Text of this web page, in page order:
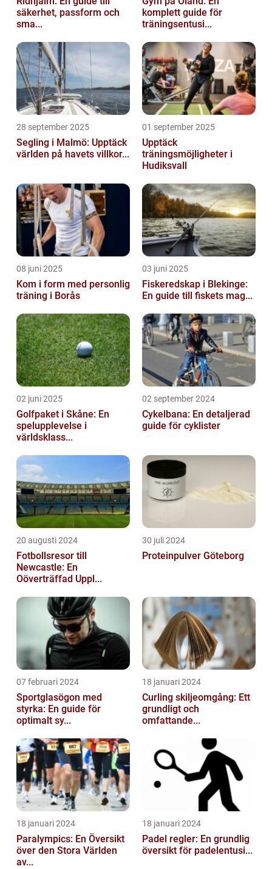
säkerhet, passform och
sma...
komplett guide för
träningsentusi...
28 september 2025
Segling i Malmö: Upptäck
världen på havets villkor...
01 september 2025
Upptäck
träningsmöjligheter i
Hudiksvall
08 juni 2025
Kom i form med personlig
träning i Borås
03 juni 2025
Fiskeredskap i Blekinge:
En guide till fiskets mag...
02 juni 2025
Golfpaket i Skåne: En
spelupplevelse i
världsklass...
02 september 2024
Cykelbana: En detaljerad
guide för cyklister
20 augusti 2024
Fotbollsresor till
Newcastle: En
Oöverträffad Uppl...
30 juli 2024
Proteinpulver Göteborg
07 februari 2024
Sportglasögon med
styrka: En guide för
optimalt sy...
18 januari 2024
Curling skiljeomgång: Ett
grundligt och
omfattande...
18 januari 2024
Paralympics: En Översikt
över den Stora Världen
av...
18 januari 2024
Padel regler: En grundlig
översikt för padelentusi...